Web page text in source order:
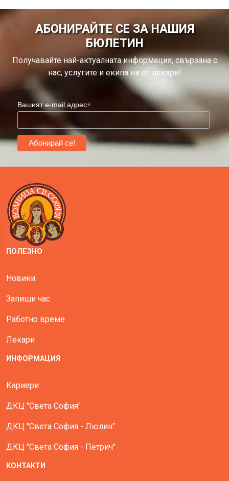
АБОНИРАЙТЕ СЕ ЗА НАШИЯ
БЮЛЕТИН
Получавайте най-актуалната информация, свързана с
нас, услугите и екипа ни от лекари!
Вашият e-mail адрес*
ПОЛЕЗНО
Новини
Запиши час
Работно време
Лекари
ИНФОРМАЦИЯ
Кариери
ДКЦ "Света София"
ДКЦ "Света София - Люлин"
ДКЦ "Света София - Петрич"
КОНТАКТИ